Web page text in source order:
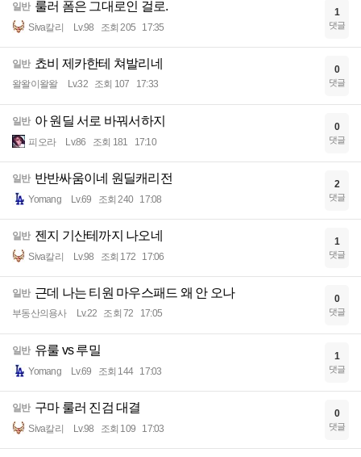
일반 룰러 폼은 그대로인 걸로.
Siva칼리 Lv.98 조회 205 17:35
1
댓글
일반 쵸비 제카한테 쳐발리네
왈왈이왈왈 Lv.32 조회 107 17:33
0
댓글
일반 아 원딜 서로 바꿔서하지
피오라 Lv.86 조회 181 17:10
0
댓글
일반 반반싸움이네 원딜캐리전
Yomang Lv.69 조회 240 17:08
2
댓글
일반 젠지 기산테까지 나오네
Siva칼리 Lv.98 조회 172 17:06
1
댓글
일반 근데 나는 티원 마우스패드 왜 안 오나
부동산의용사 Lv.22 조회 72 17:05
0
댓글
일반 유룰 vs 루밀
Yomang Lv.69 조회 144 17:03
1
댓글
일반 구마 룰러 진검 대결
Siva칼리 Lv.98 조회 109 17:03
0
댓글